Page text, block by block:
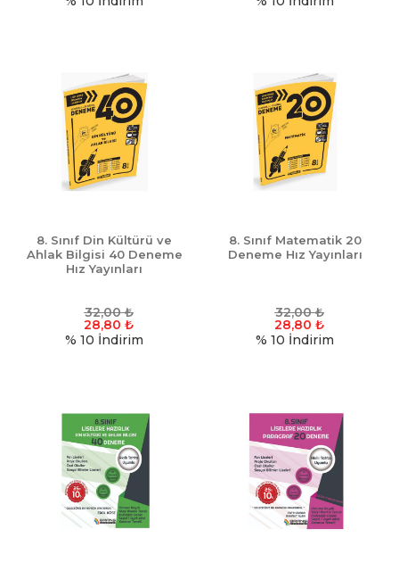
8. Sınıf Din Kültürü ve
Ahlak Bilgisi 40 Deneme
Hız Yayınları
32,00₺
28,80 ₺
% 10 İndirim
8. Sınıf Matematik 20
Deneme Hız Yayınları
32,00₺
28,80 ₺
% 10 İndirim